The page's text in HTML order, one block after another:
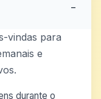
−
vindas para
e
durante o